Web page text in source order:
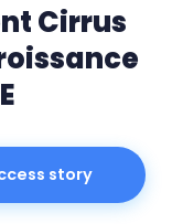
Cirrus
story